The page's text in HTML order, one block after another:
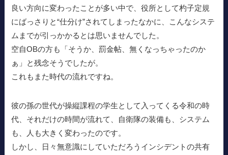
良い方向に変わったことが多い中で、役所として杓子定規
にばっさりと“仕分け”されてしまったなかに、こんなシステ
ムまでが引っかかるとは思いませんでした。
空自OBの方も「そうか、罰金帖、無くなっちゃったのか
ぁ」と残念そうでしたが。
これもまた時代の流れですね。
彼の孫の世代が操縦課程の学生として入ってくる令和の時
代、それだけの時間が流れて、自衛隊の装備も、システム
も、人も大きく変わったのです。
しかし、日々無意識にしていただろうインシデントの共有